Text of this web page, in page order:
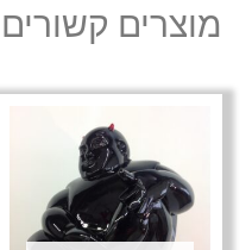
a
p
מוצרים קשורים